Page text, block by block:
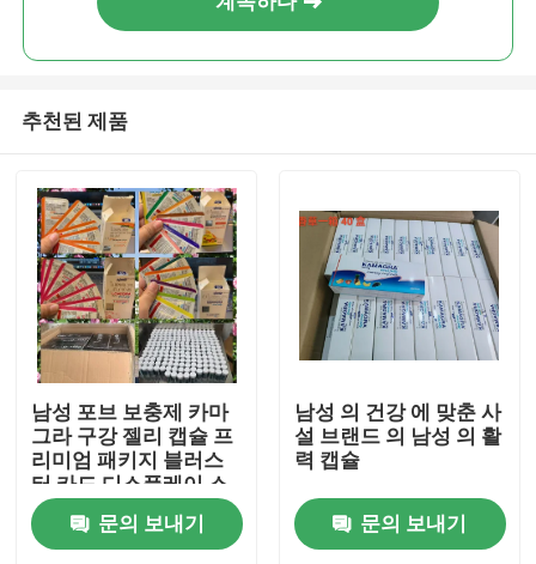
집
추천된 제품
남성 포브 보충제 카마
그라 구강 젤리 캡슐 프
리미엄 패키지 블러스
터 카드 디스플레이 스
펀지
문의 보내기
남성 의 건강 에 맞춘 사
설 브랜드 의 남성 의 활
력 캡슐
문의 보내기